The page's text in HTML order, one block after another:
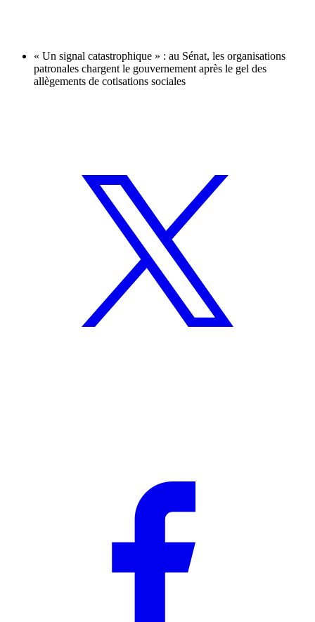
« Un signal catastrophique » : au Sénat, les organisations
patronales chargent le gouvernement après le gel des
allègements de cotisations sociales